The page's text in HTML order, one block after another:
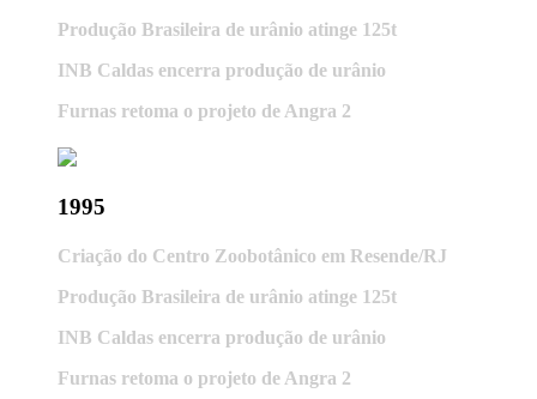
Produção Brasileira de urânio atinge 125t
INB Caldas encerra produção de urânio
Furnas retoma o projeto de Angra 2
1995
Criação do Centro Zoobotânico em Resende/RJ
Produção Brasileira de urânio atinge 125t
INB Caldas encerra produção de urânio
Furnas retoma o projeto de Angra 2